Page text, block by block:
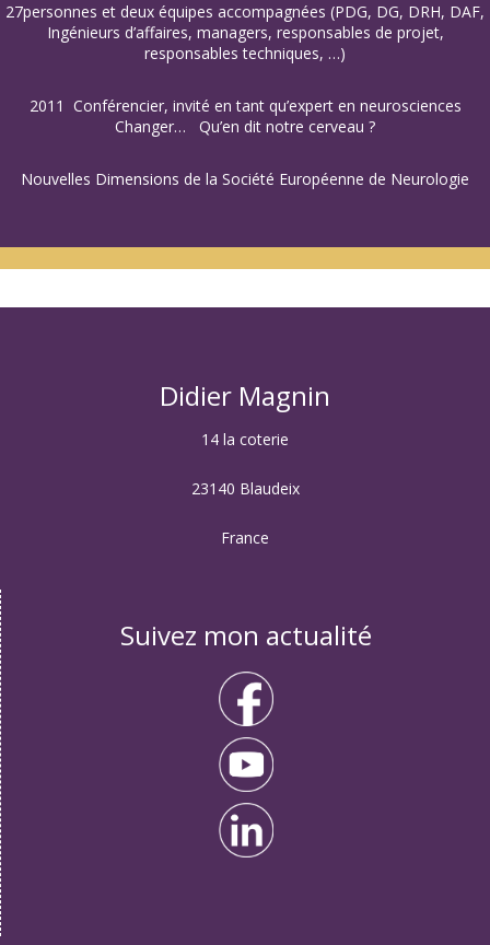
27personnes et deux équipes accompagnées (PDG, DG, DRH, DAF,
Ingénieurs d’affaires, managers, responsables de projet,
responsables techniques, …)
2011 Conférencier, invité en tant qu’expert en neurosciences
Changer… Qu’en dit notre cerveau ?
Nouvelles Dimensions de la Société Européenne de Neurologie
Didier Magnin
14 la coterie
23140 Blaudeix
France
Suivez mon actualité